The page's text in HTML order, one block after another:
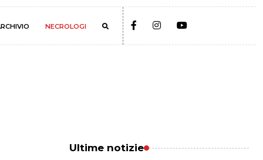
NECROLOGI
Ultime notizie